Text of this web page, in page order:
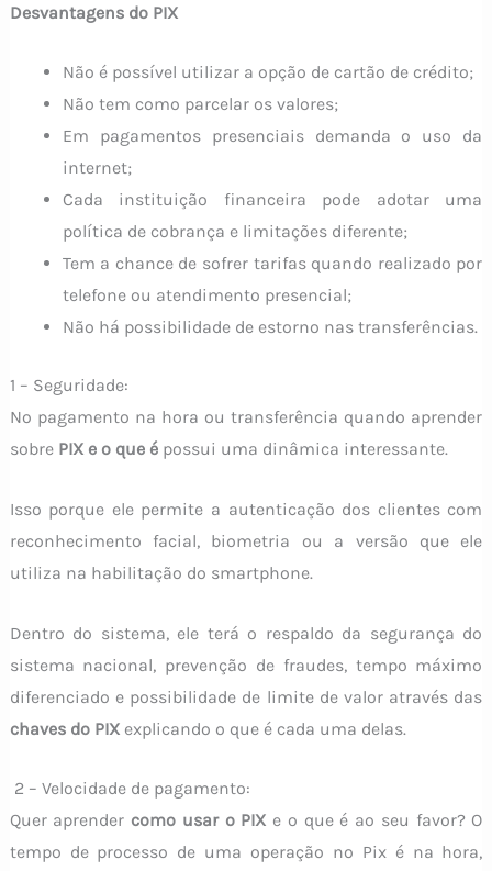
Desvantagens do PIX
Não é possível utilizar a opção de cartão de crédito;
Não tem como parcelar os valores;
Em pagamentos presenciais demanda o uso da
internet;
Cada instituição financeira pode adotar uma
política de cobrança e limitações diferente;
Tem a chance de sofrer tarifas quando realizado por
telefone ou atendimento presencial;
Não há possibilidade de estorno nas transferências.
1 – Seguridade:
No pagamento na hora ou transferência quando aprender
sobre PIX e o que épossui uma dinâmica interessante.
Isso porque ele permite a autenticação dos clientes com
reconhecimento facial, biometria ou a versão que ele
utiliza na habilitação do smartphone.
Dentro do sistema, ele terá o respaldo da segurança do
sistema nacional, prevenção de fraudes, tempo máximo
diferenciado e possibilidade de limite de valor através das
chaves do PIXexplicando o que é cada uma delas.
2 – Velocidade de pagamento:
Quer aprender como usar o PIX e o que é ao seu favor? O
tempo de processo de uma operação no Pix é na hora,